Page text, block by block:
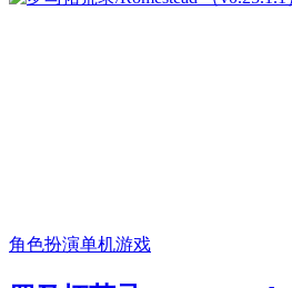
角色扮演单机游戏